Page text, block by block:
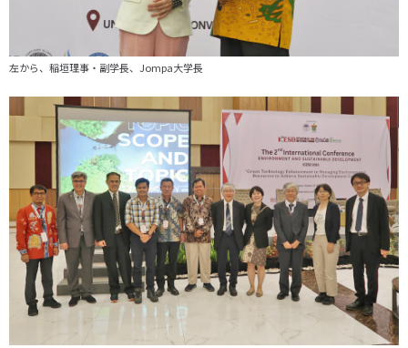
左から、稲垣理事・副学長、Jompa大学長